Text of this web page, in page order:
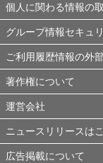
個人に関わる情報の
グループ情報セキュ
ご利用履歴情報の外
著作権について
運営会社
ニュースリリースは
広告掲載について